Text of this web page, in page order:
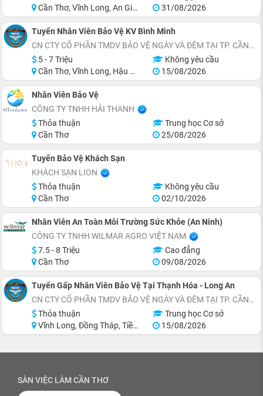
Cần Thơ, Vĩnh Long, An Giang, Tiền Giang, Bến Tre, Trà Vinh
31/08/2026
Tuyển Nhân Viên Bảo Vệ KV Bình Minh
CN CTY CỔ PHẦN TMDV BẢO VỆ NGÀY VÀ ĐÊM TẠI TP. CẦN THƠ
5 - 7 Triệu
Không yêu cầu
Cần Thơ, Vĩnh Long, Hậu Giang
15/08/2026
Nhân Viên Bảo Vệ
CÔNG TY TNHH HẢI THANH
Thỏa thuận
Trung học Cơ sở
Cần Thơ
25/08/2026
Tuyển Bảo Vệ Khách Sạn
KHÁCH SẠN LION
Thỏa thuận
Không yêu cầu
Cần Thơ
02/10/2026
Nhân Viên An Toàn Môi Trường Sức Khỏe (An Ninh)
CÔNG TY TNHH WILMAR AGRO VIỆT NAM
7.5 - 8 Triệu
Cao đẳng
Cần Thơ
09/08/2026
Tuyển Gấp Nhân Viên Bảo Vệ Tại Thạnh Hóa - Long An
CN CTY CỔ PHẦN TMDV BẢO VỆ NGÀY VÀ ĐÊM TẠI TP. CẦN THƠ
Thỏa thuận
Trung học Cơ sở
Vĩnh Long, Đồng Tháp, Tiền Giang, Long An
15/08/2026
SÀN VIỆC LÀM CẦN THƠ